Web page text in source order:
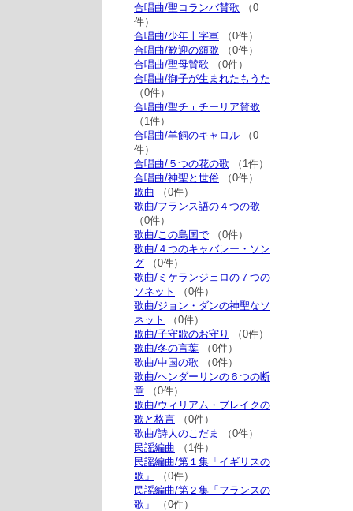
合唱曲/聖コランバ賛歌 （0
件）
合唱曲/少年十字軍 （0件）
合唱曲/歓迎の頌歌 （0件）
合唱曲/聖母賛歌 （0件）
合唱曲/御子が生まれたもうた
（0件）
合唱曲/聖チェチーリア賛歌
（1件）
合唱曲/羊飼のキャロル （0
件）
合唱曲/５つの花の歌 （1件）
合唱曲/神聖と世俗 （0件）
歌曲 （0件）
歌曲/フランス語の４つの歌
（0件）
歌曲/この島国で （0件）
歌曲/４つのキャバレー・ソン
グ （0件）
歌曲/ミケランジェロの７つの
ソネット
（0件）
歌曲/ジョン・ダンの神聖なソ
ネット
（0件）
歌曲/子守歌のお守り
（0件）
歌曲/冬の言葉 （0件）
歌曲/中国の歌 （0件）
歌曲/ヘンダーリンの６つの断
章 （0件）
歌曲/ウィリアム・ブレイクの
歌と格言 （0件）
歌曲/詩人のこだま
（0件）
民謡編曲 （1件）
民謡編曲/第１集「イギリスの
歌」
（0件）
民謡編曲/第２集「フランスの
歌」
（0件）